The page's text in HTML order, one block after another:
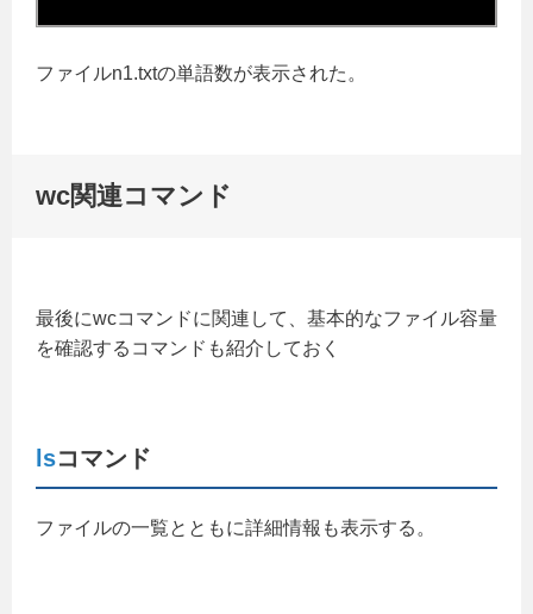
ファイルn1.txtの単語数が表示された。
wc関連コマンド
最後にwcコマンドに関連して、基本的なファイル容量
を確認するコマンドも紹介しておく
lsコマンド
ファイルの一覧とともに詳細情報も表示する。